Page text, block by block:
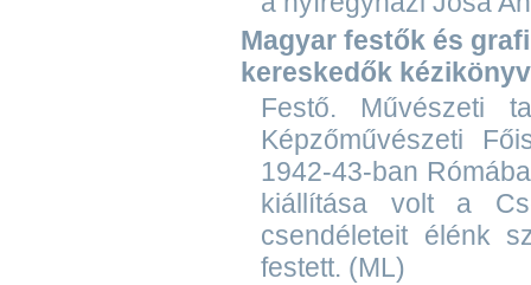
Magyar festők és
kereskedők
Festő. Művészeti
Képzőművészeti
1942-43-ban
kiállítása volt a
csendéleteit élénk
festett. (ML)